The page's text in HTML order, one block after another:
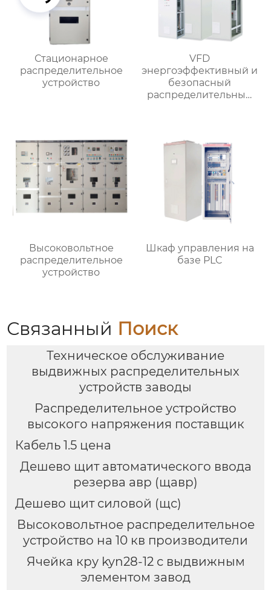
Стационарное
распределительное
устройство
VFD
энергоэффективный и
безопасный
распределительный
Высоковольтное
распределительное
устройство
Шкаф управления на
базе PLC
Связанный Поиск
Техническое обслуживание
выдвижных распределительных
устройств заводы
Распределительное устройство
высокого напряжения поставщик
Кабель 1.5 цена
Дешево щит автоматического ввода
резерва авр (щавр)
Дешево щит силовой (щс)
Высоковольтное распределительное
устройство на 10 кв производители
Ячейка кру kyn28-12 с выдвижным
элементом завод